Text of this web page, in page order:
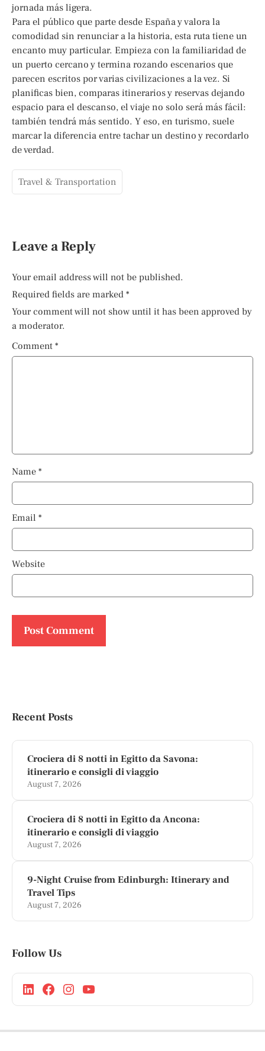
jornada más ligera.
Para el público que parte desde España y valora la
comodidad sin renunciar a la historia, esta ruta tiene un
encanto muy particular. Empieza con la familiaridad de
un puerto cercano y termina rozando escenarios que
parecen escritos por varias civilizaciones a la vez. Si
planificas bien, comparas itinerarios y reservas dejando
espacio para el descanso, el viaje no solo será más fácil:
también tendrá más sentido. Y eso, en turismo, suele
marcar la diferencia entre tachar un destino y recordarlo
de verdad.
Travel & Transportation
Leave a Reply
Your email address will not be published.
Required fields are marked *
Your comment will not show until it has been approved by
a moderator.
Comment *
Name *
Email *
Website
Recent Posts
Crociera di 8 notti in Egitto da Savona:
itinerario e consigli di viaggio
August 7, 2026
Crociera di 8 notti in Egitto da Ancona:
itinerario e consigli di viaggio
August 7, 2026
9-Night Cruise from Edinburgh: Itinerary and
Travel Tips
August 7, 2026
Follow Us